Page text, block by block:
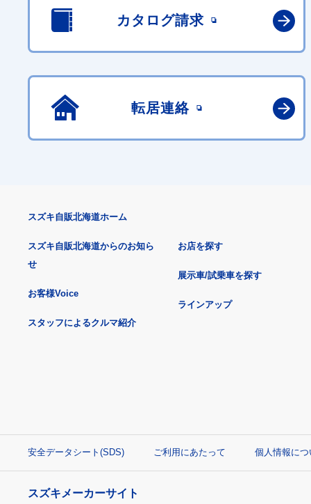
カタログ請求
転居連絡
スズキ自販北海道ホーム
スズキ自販北海道からのお知ら
せ
お客様Voice
スタッフによるクルマ紹介
お店を探す
展示車/試乗車を探す
ラインアップ
安全データシート(SDS) ご利用にあたって 個人情報につ
スズキメーカーサイト